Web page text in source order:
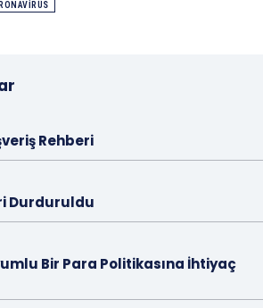
Rehberi
Durduruldu
Bir Para Politikasına İhtiyaç